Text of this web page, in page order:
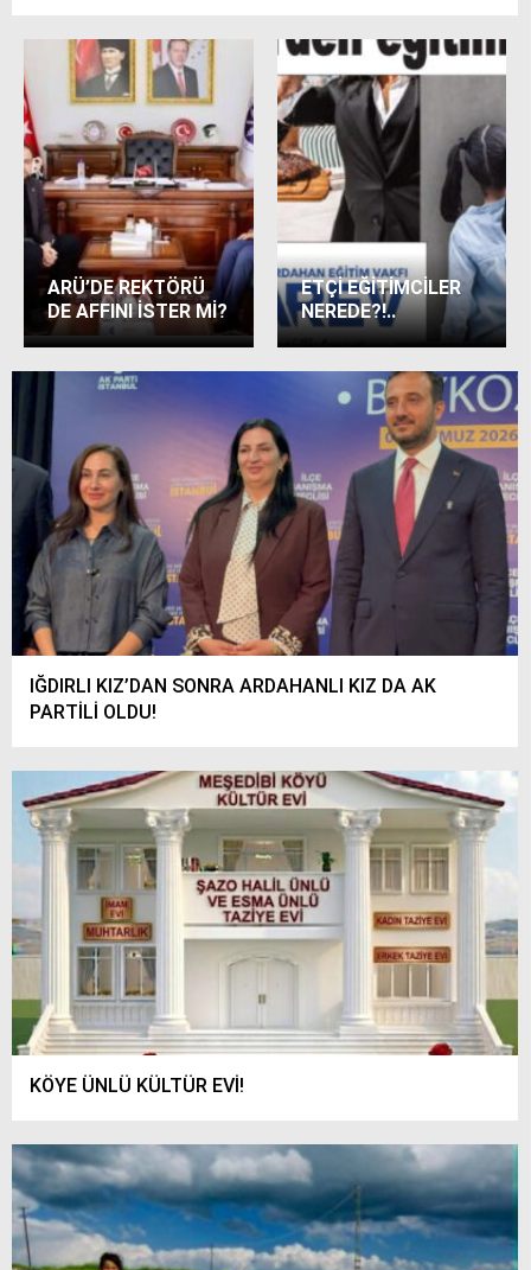
ARÜ’DE REKTÖRÜ
DE AFFINI İSTER Mİ?
ETÇİ EĞİTİMCİLER
NEREDE?!..
IĞDIRLI KIZ’DAN SONRA ARDAHANLI KIZ DA AK
PARTİLİ OLDU!
KÖYE ÜNLÜ KÜLTÜR EVİ!